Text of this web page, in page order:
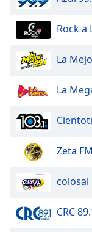
Caption
Area
Background
Opacity
Font
Edge
Rock a
La
La
Zeta
colosal
CRC